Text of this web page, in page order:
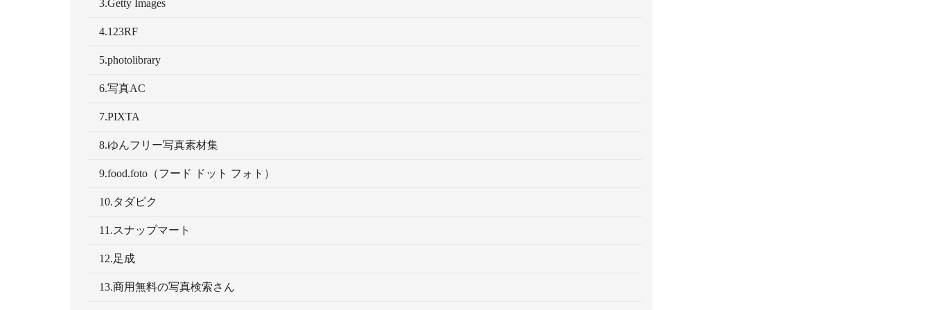
3.Getty Images
4.123RF
5.photolibrary
6.写真AC
7.PIXTA
8.ゆんフリー写真素材集
9.food.foto（フード ドット フォト）
10.タダピク
11.スナップマート
12.足成
13.商用無料の写真検索さん